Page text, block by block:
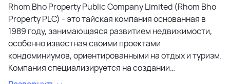
Rhom Bho Property Public Company Limited (Rhom Bho
Property PLC) - это тайская компания основанная в
1989 году, занимающаяся развитием недвижимости,
особенно известная своими проектами
кондоминиумов, ориентированными на отдых и туризм.
Компания специализируется на создании
кондоминиумов в привлекательных районах, уделяя